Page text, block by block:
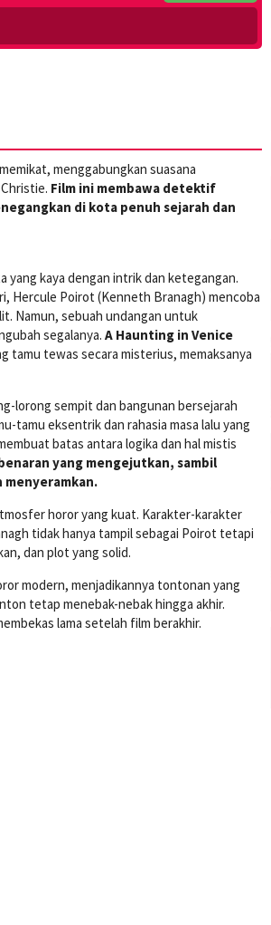
menggabungkan suasana
Film ini membawa detektif
di kota penuh sejarah dan
yang kaya dengan intrik dan ketegangan.
Hercule Poirot (Kenneth Branagh) mencoba
Namun, sebuah undangan untuk
segalanya. A Haunting in Venice
tamu tewas secara misterius, memaksanya
lorong sempit dan bangunan bersejarah
tamu eksentrik dan rahasia masa lalu yang
batas antara logika dan hal mistis
yang mengejutkan, sambil
menyeramkan.
horor yang kuat. Karakter-karakter
tidak hanya tampil sebagai Poirot tetapi
dan plot yang solid.
modern, menjadikannya tontonan yang
tetap menebak-nebak hingga akhir.
lama setelah film berakhir.